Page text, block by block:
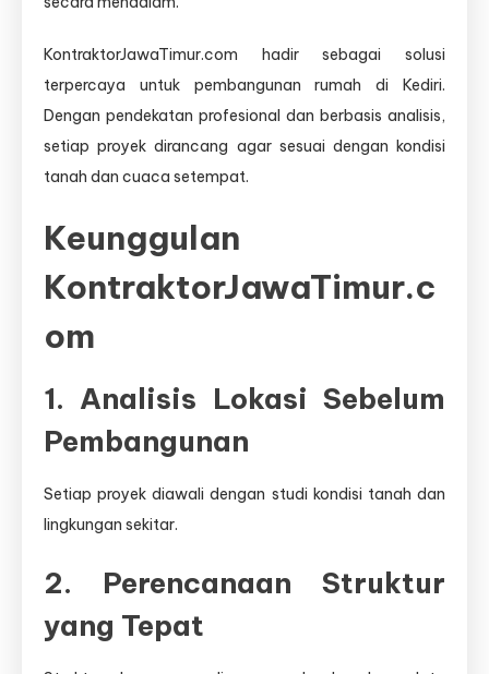
KontraktorJawaTimur.com hadir sebagai solusi
terpercaya untuk pembangunan rumah di Kediri.
Dengan pendekatan profesional dan berbasis analisis,
setiap proyek dirancang agar sesuai dengan kondisi
tanah dan cuaca setempat.
Keunggulan
KontraktorJawaTimur.c
om
1. Analisis Lokasi Sebelum
Pembangunan
Setiap proyek diawali dengan studi kondisi tanah dan
lingkungan sekitar.
2. Perencanaan Struktur
yang Tepat